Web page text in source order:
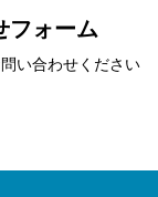
フォーム
い合わせください